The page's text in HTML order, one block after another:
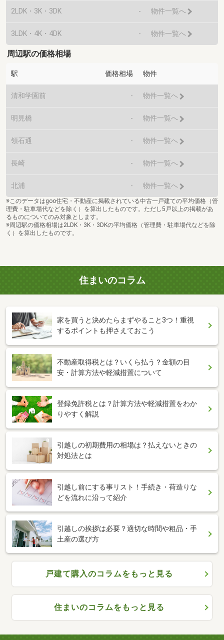
2LDK・3K・3DK - 物件一覧へ
3LDK・4K・4DK - 物件一覧へ
周辺駅の価格相場
駅 価格相場 物件
清和学園前 - 物件一覧へ
明見橋 - 物件一覧へ
領石通 - 物件一覧へ
長崎 - 物件一覧へ
北浦 - 物件一覧へ
※このデータはgoo住宅・不動産に掲載されている中古一戸建ての平均価格（管
理費・駐車場代などを除く）を算出したものです。ただし5戸以上の掲載があ
るものについてのみ対象とします。
※周辺駅の価格相場は2LDK・3K・3DKの平均価格（管理費・駐車場代などを除
く）を算出したものです。
住まいのコラム
家を買うと決めたらまずやること3つ！重視
するポイントも押さえておこう
不動産取得税とは？いくら払う？金額の目
安・計算方法や軽減措置について
登録免許税とは？計算方法や軽減措置をわか
りやすく解説
引越しの初期費用の相場は？払えないときの
対処法とは
引越し前にする事リスト！手続き・荷造りな
どを流れに沿って紹介
引越しの挨拶は必要？適切な時間や粗品・手
土産の選び方
戸建て購入のコラムをもっと見る
住まいのコラムをもっと見る